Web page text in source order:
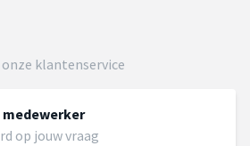
klantenservice
medewerker
op jouw vraag